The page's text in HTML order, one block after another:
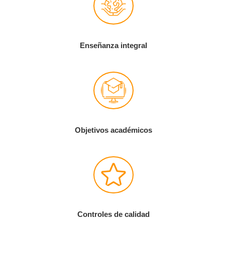
Enseñanza integral
Objetivos académicos
Controles de calidad